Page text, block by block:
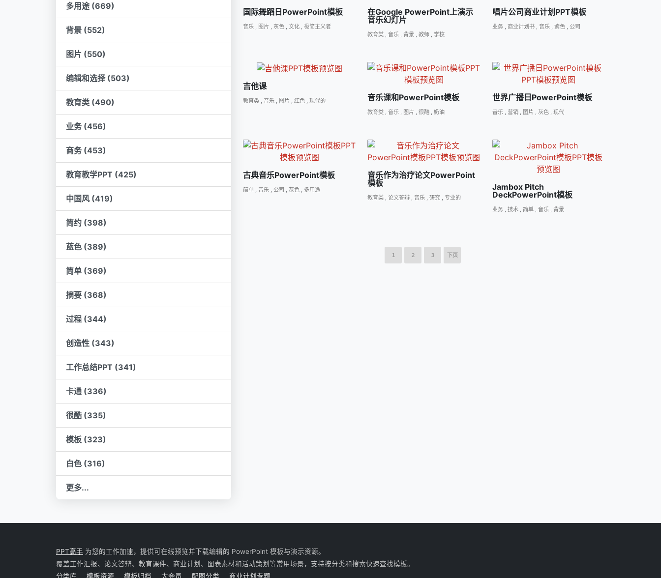
多用途 (669)
背景 (552)
图片 (550)
编辑和选择 (503)
教育类 (490)
业务 (456)
商务 (453)
教育教学PPT (425)
中国风 (419)
简约 (398)
蓝色 (389)
简单 (369)
摘要 (368)
过程 (344)
创造性 (343)
工作总结PPT (341)
卡通 (336)
很酷 (335)
模板 (323)
白色 (316)
更多...
国际舞蹈日PowerPoint模板
音乐 图片 灰色 文化 极简主义者
在Google PowerPoint上演示
音乐幻灯片
教育类 ,音乐 ,背景 ,教师 ,学校
唱片公司商业计划PPT模板
业务, 商业计划书, 音乐, 紫色, 公司
吉他课
教育类 , 音乐 , 图片 , 红色 , 现代的 音乐课和PowerPoint模板
教育类 ,音乐 图片 ,很酷 ,奶油
世界广播日PowerPoint模板
音乐, 营销, 图片 灰色, 现代
古典音乐PowerPoint模板
简单 音乐 公司 灰色 多用途
音乐作为治疗论文PowerPoint
模板
教育类 ,论文答辩 ,音乐 ,研究 ,专业的
Jambox Pitch
DeckPowerPoint模板
业务, 技术, 简单, 音乐, 背景
1 2 3 下页
PPT高手 为您的工作加速，提供可在线预览并下载编辑的 PowerPoint 模板与演示资源。
覆盖工作汇报、论文答辩、教育课件、商业计划、图表素材和活动策划等常用场景，支持按分类和搜索快速查找模板。
分类库
模板资源 模板归档 大会员 配图分类 商业计划专题